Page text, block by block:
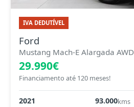
IVA DEDUTÍVEL
Ford
Mustang Mach-E Alargada AWD
29.990€
Financiamento até 120 meses!
2021 93.000kms